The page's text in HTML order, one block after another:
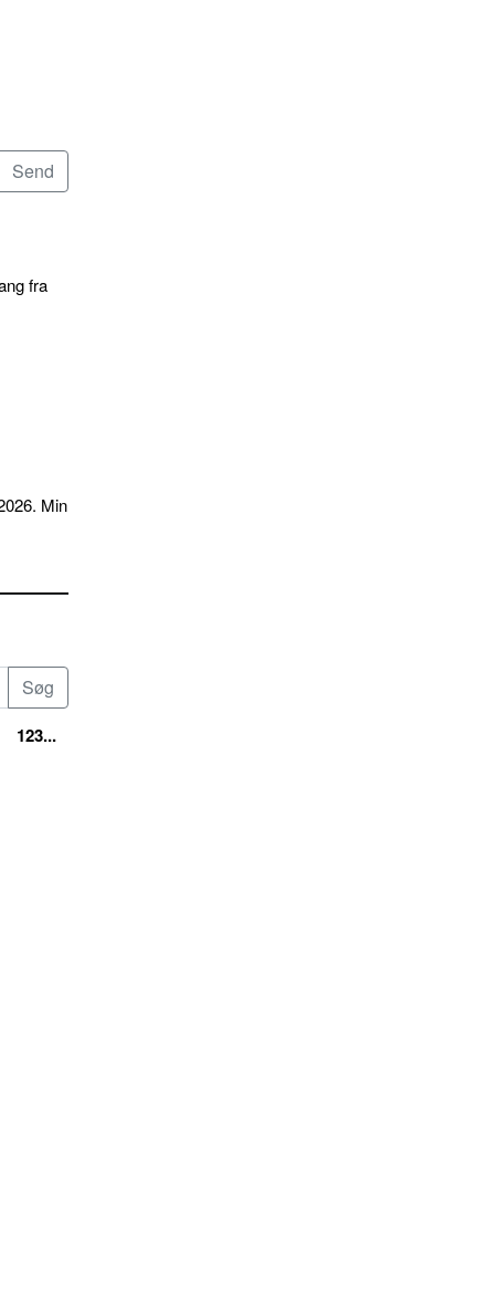
fra
Min
123...